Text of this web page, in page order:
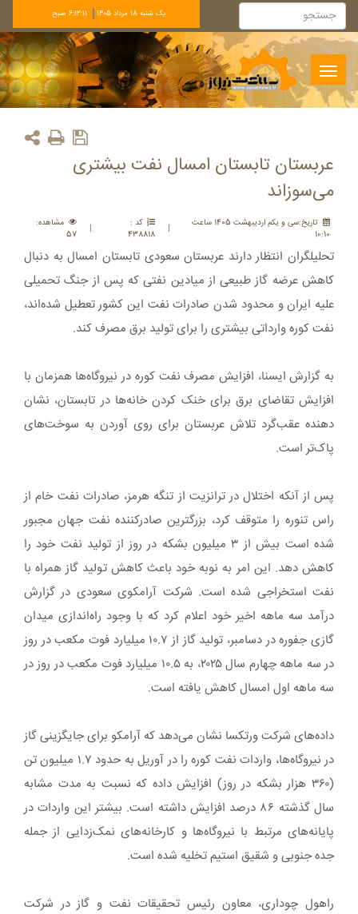
يک شنبه 18 مرداد 1405 6:12:11 صبح
Toggle
navigation
عربستان تابستان امسال نفت بیشتری
می‌سوزاند
تاريخ:سی و يکم ارديبهشت 1405 ساعت
10:10
|
کد :
438818
|
مشاهده:
57
تحلیلگران انتظار دارند عربستان سعودی تابستان امسال به دنبال
کاهش عرضه گاز طبیعی از میادین نفتی که پس از جنگ تحمیلی
علیه ایران و محدود شدن صادرات نفت این کشور تعطیل شده‌اند،
نفت کوره وارداتی بیشتری را برای تولید برق مصرف کند.
به گزارش ایسنا، افزایش مصرف نفت کوره در نیروگاه‌ها همزمان با
افزایش تقاضای برق برای خنک کردن خانه‌ها در تابستان، نشان
دهنده عقب‌گرد تلاش عربستان برای روی آوردن به سوخت‌های
پاک‌تر است.
پس از آنکه اختلال در ترانزیت از تنگه هرمز، صادرات نفت خام از
راس تنوره را متوقف کرد، بزرگترین صادرکننده نفت جهان مجبور
شده است بیش از ۳ میلیون بشکه در روز از تولید نفت خود را
کاهش دهد. این امر به نوبه خود باعث کاهش تولید گاز همراه با
نفت استخراجی شده است. شرکت آرامکوی سعودی در گزارش
درآمد سه‌ ماهه اخیر خود اعلام کرد که با وجود راه‌اندازی میدان
گازی جفوره در دسامبر، تولید گاز از ۱۰.۷ میلیارد فوت مکعب در روز
در سه ماهه چهارم سال ۲۰۲۵، به ۱۰.۵ میلیارد فوت مکعب در روز در
سه‌ ماهه اول امسال کاهش یافته است.
داده‌های شرکت ورتکسا نشان می‌دهد که آرامکو برای جایگزینی گاز
در نیروگاه‌ها، واردات نفت کوره را در آوریل به حدود ۱.۷ میلیون تن
(۳۶۰ هزار بشکه در روز) افزایش داده که نسبت به مدت مشابه
سال گذشته ۸۶ درصد افزایش داشته است. بیشتر این واردات در
پایانه‌های مرتبط با نیروگاه‌ها و کارخانه‌های نمک‌زدایی از جمله
جده جنوبی و شقیق استیم تخلیه شده است.
راهول چوداری، معاون رئیس تحقیقات نفت و گاز در شرکت